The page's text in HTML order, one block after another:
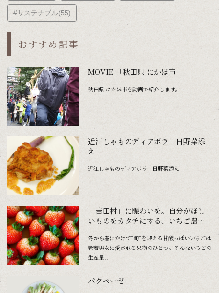
#サステナブル(55)
おすすめ記事
MOVIE 「秋田県 にかほ市」
秋田県 にかほ市を動画で紹介します。
近江しゃものディアボラ 日野菜添
え
近江しゃものディアボラ 日野菜添え
「吉田村」に賑わいを。自分がほし
いものをカタチにする、いちご農家
冬から春にかけて“旬”を迎える甘酸っぱいいちごは
老若男女に愛される果物のひとつ。そんないちごの
生産量...
パクベーゼ